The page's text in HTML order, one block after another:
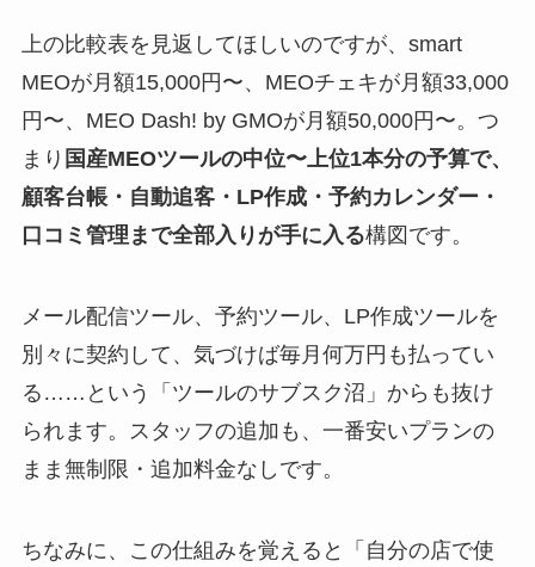
上の比較表を見返してほしいのですが、smart
MEOが月額15,000円〜、MEOチェキが月額33,000
円〜、MEO Dash! by GMOが月額50,000円〜。つ
まり 国産MEOツールの中位〜上位1本分の予算で、
顧客台帳・自動追客・LP作成・予約カレンダー・
口コミ管理まで全部入りが手に入る構図です。
メール配信ツール、予約ツール、LP作成ツールを
別々に契約して、気づけば毎月何万円も払ってい
る……という「ツールのサブスク沼」からも抜け
られます。スタッフの追加も、一番安いプランの
まま無制限・追加料金なしです。
ちなみに、この仕組みを覚えると「自分の店で使